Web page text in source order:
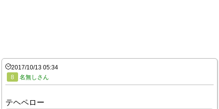
2017/10/13 05:34
8
名無しさん
テヘペロー